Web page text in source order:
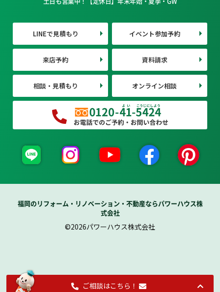
ご相談はこちら！
LINEで見積もり イベント参加予約
来店予約 資料請求
相談・見積もり オンライン相談
福岡のリフォーム・リノベーション・不動産ならパワーハウス株
式会社
©2026パワーハウス株式会社